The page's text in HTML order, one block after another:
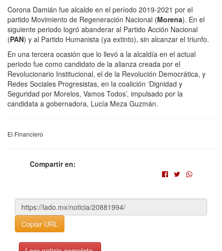
Corona Damián fue alcalde en el período 2019-2021 por el
partido Movimiento de Regeneración Nacional (Morena). En el
siguiente periodo logró abanderar al Partido Acción Nacional
(PAN) y al Partido Humanista (ya extinto), sin alcanzar el triunfo.
En una tercera ocasión que lo llevó a la alcaldía en el actual
periodo fue como candidato de la alianza creada por el
Revolucionario Institucional, el de la Revolución Democrática, y
Redes Sociales Progresistas, en la coalición ‘Dignidad y
Seguridad por Morelos, Vamos Todos’, impulsado por la
candidata a gobernadora, Lucía Meza Guzmán.
El Financiero
Compartir en:
Copiar URL